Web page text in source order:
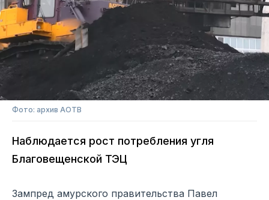
Фото: архив АОТВ
Наблюдается рост потребления угля
Благовещенской ТЭЦ
Зампред амурского правительства Павел